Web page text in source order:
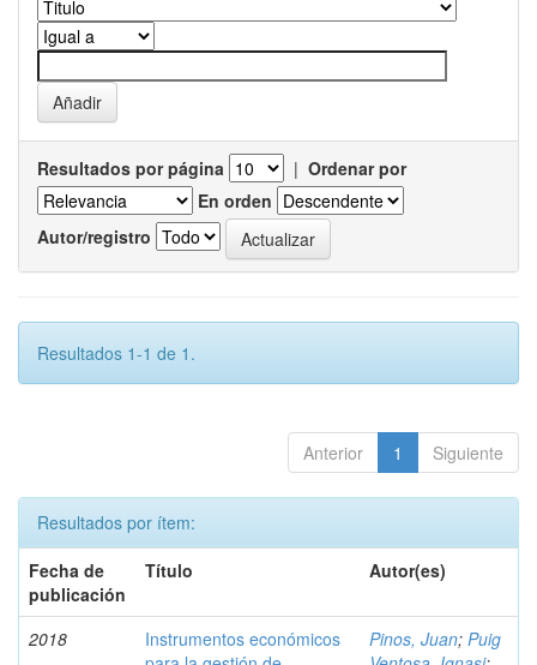
Resultados por página | Ordenar por
En orden
Autor/registro
Resultados 1-1 de 1.
Anterior 1 Siguiente
Resultados por ítem:
Fecha de
publicación
Título Autor(es)
2018
Instrumentos económicos
Pinos, Juan; Puig